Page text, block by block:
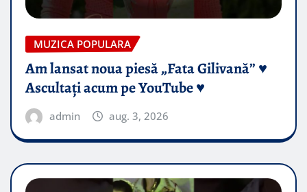
MUZICA POPULARA
Am lansat noua piesă „Fata Gilivană” ♥️
Ascultați acum pe YouTube ♥️
admin aug. 3, 2026